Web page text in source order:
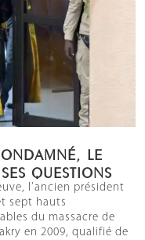
LE
QUESTIONS
l’ancien président
sept hauts
du massacre de
en 2009, qualifié de